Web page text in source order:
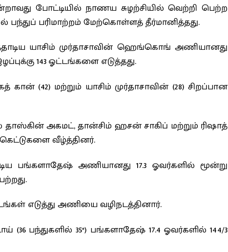
போட்டியில் நாணய சுழற்சியில் வெற்றி பெற்ற
பரிமாற்றம் மேற்கொள்ளத் தீர்மானித்தது.
யாசிம் முர்தாசாவின் ஹெங்கொங் அணியானது
143 ஓட்டங்கள‍ை எடுத்தது.
(42) மற்றும் யாசிம் முர்தாசாவின் (28) சிறப்பான
தாஸ்கின் அகமட், தான்சிம் ஹசன் சாகிப் மற்றும் ரிஷாத்
வீழ்த்தினர்.
பங்களாதேஷ் அணியானது 17.3 ஓவர்களில் மூன்று
எடுத்து அணியை வழிநடத்தினார்.
பந்துகளில் 35*) பங்களாதேஷ் 17.4 ஓவர்களில் 144/3